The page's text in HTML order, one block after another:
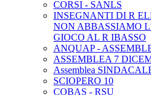
CORSI - SANLS
INSEGNANTI DI R
NON ABBASSIAMO
GIOCO AL R IBASSO
ANQUAP -
ASSEMBLEA 7
Assemblea
SCIOPERO 10
COBAS - RSU